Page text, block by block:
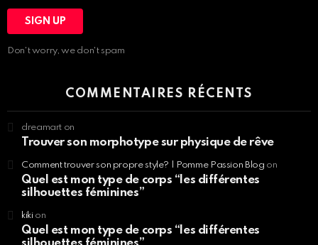
Don't worry, we don't spam
COMMENTAIRES RÉCENTS
dreamart on
Trouver son morphotype sur physique de rêve
Comment trouver son propre style? | Pomme Passion Blog on
Quel est mon type de corps “les différentes
silhouettes féminines”
kikion
Quel est mon type de corps “les différentes